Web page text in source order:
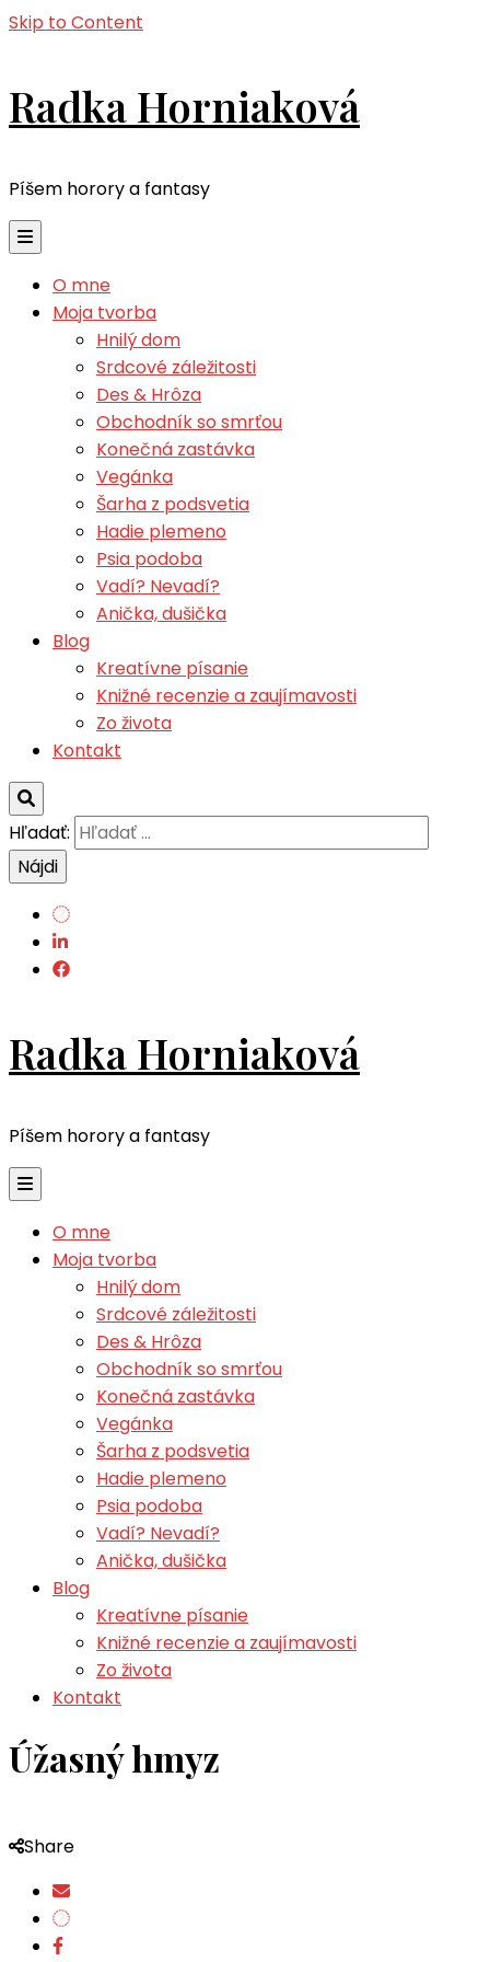
Skip to Content
Radka Horniaková
Píšem horory a fantasy
O mne
Moja tvorba
Hnilý dom
Srdcové záležitosti
Des & Hrôza
Obchodník so smrťou
Konečná zastávka
Vegánka
Šarha z podsvetia
Hadie plemeno
Psia podoba
Vadí? Nevadí?
Anička, dušička
Blog
Kreatívne písanie
Knižné recenzie a zaujímavosti
Zo života
Kontakt
Hľadať:
Radka Horniaková
Píšem horory a fantasy
O mne
Moja tvorba
Hnilý dom
Srdcové záležitosti
Des & Hrôza
Obchodník so smrťou
Konečná zastávka
Vegánka
Šarha z podsvetia
Hadie plemeno
Psia podoba
Vadí? Nevadí?
Anička, dušička
Blog
Kreatívne písanie
Knižné recenzie a zaujímavosti
Zo života
Kontakt
Úžasný hmyz
Share